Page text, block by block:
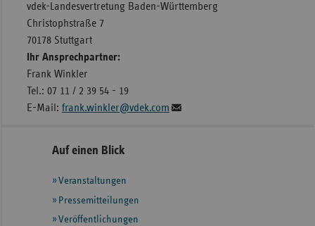
vdek-Landesvertretung Baden-Württemberg
Christophstraße 7
70178 Stuttgart
Ihr Ansprechpartner:
Frank Winkler
Tel.: 07 11 / 2 39 54 - 19
E-Mail: frank.winkler@vdek.com
Seitennavigation
Seitenleiste
weiteren
Informationen
Auf einen Blick
Veranstaltungen
Pressemitteilungen
Veröffentlichungen